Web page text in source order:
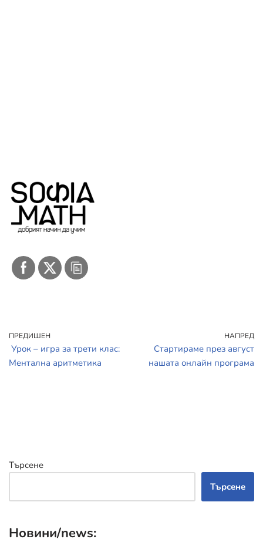
ПРЕДИШЕН
Урок – игра за трети клас:
Ментална аритметика
НАПРЕД
Стартираме през август
нашата онлайн програма
Търсене
Търсене
Новини/news: